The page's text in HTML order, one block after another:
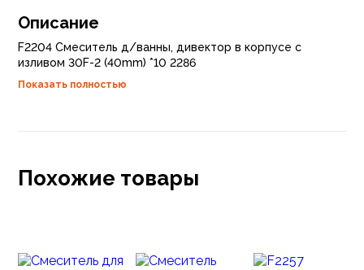
Описание
F2204 Смеситель д/ванны, дивектор в корпусе с
изливом 30F-2 (40mm) *10 2286
Показать полностью
Похожие товары